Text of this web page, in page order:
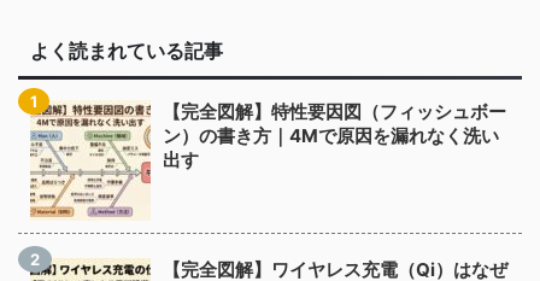
よく読まれている記事
【完全図解】特性要因図（フィッシュボー
ン）の書き方｜4Mで原因を漏れなく洗い
出す
【完全図解】ワイヤレス充電（Qi）はなぜ